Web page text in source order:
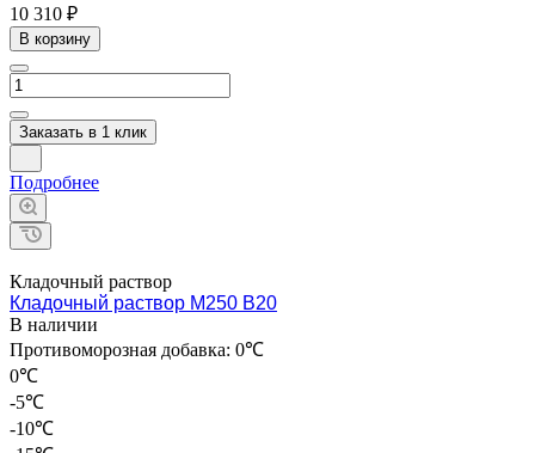
10 310 ₽
В корзину
Заказать в 1 клик
Подробнее
Кладочный раствор
Кладочный раствор М250 В20
В наличии
Противоморозная добавка: 0℃
0℃
-5℃
-10℃